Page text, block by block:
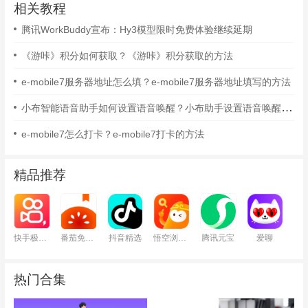
相关教程
腾讯WorkBuddy宣布：Hy3模型限时免费体验继续延期
《游咔》积分如何获取？《游咔》积分获取的方法
e-mobile7服务器地址怎么填？e-mobile7服务器地址填写的方法
小布智能语音助手如何设置语音唤醒？小布助手设置语音唤醒的方法
e-mobile7怎么打卡？e-mobile7打卡的方法
精品推荐
快手极速版 番茄免费小说 抖音精选 悟空浏览器 腾讯元宝 爱聊
热门合集